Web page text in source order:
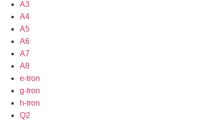
A3
A4
A5
A6
A7
A8
e-tron
g-tron
h-tron
Q2